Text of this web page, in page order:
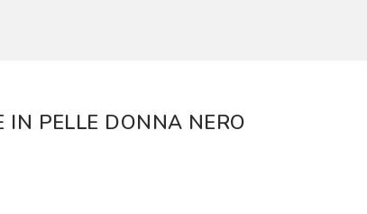
IN PELLE DONNA NERO